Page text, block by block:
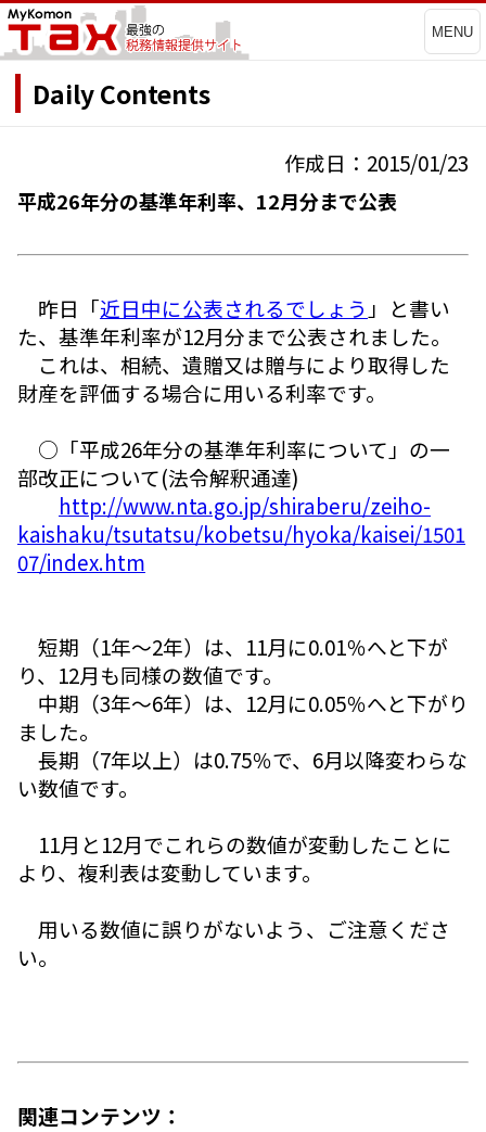
MENU
Daily Contents
作成日：2015/01/23
平成26年分の基準年利率、12月分まで公表
昨日「近日中に公表されるでしょう 」と書い
た、基準年利率が12月分まで公表されました。
これは、相続、遺贈又は贈与により取得した
財産を評価する場合に用いる利率です。
○「平成26年分の基準年利率について」の一
部改正について(法令解釈通達)
http://www.nta.go.jp/shiraberu/zeiho-
kaishaku/tsutatsu/kobetsu/hyoka/kaisei/1501
07/index.htm
短期（1年～2年）は、11月に0.01％へと下が
り、12月も同様の数値です。
中期（3年～6年）は、12月に0.05％へと下がり
ました。
長期（7年以上）は0.75％で、6月以降変わらな
い数値です。
11月と12月でこれらの数値が変動したことに
より、複利表は変動しています。
用いる数値に誤りがないよう、ご注意くださ
い。
関連コンテンツ：